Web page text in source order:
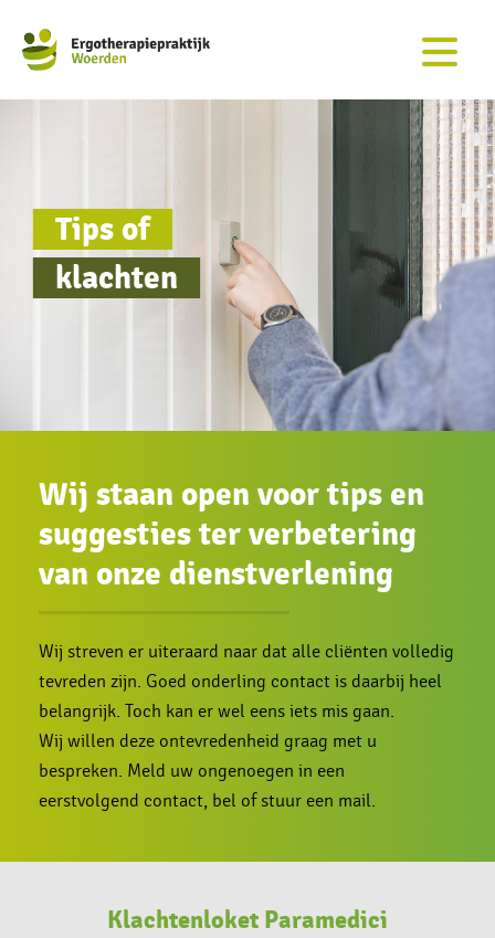
Tips of
klachten
Wij staan open voor tips en
suggesties ter verbetering
van onze dienstverlening
Wij streven er uiteraard naar dat alle cliënten volledig
tevreden zijn. Goed onderling contact is daarbij heel
belangrijk. Toch kan er wel eens iets mis gaan.
Wij willen deze ontevredenheid graag met u
bespreken. Meld uw ongenoegen in een
eerstvolgend contact, bel of stuur een mail.
Klachtenloket Paramedici